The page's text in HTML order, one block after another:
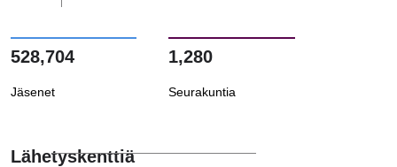
528,704
Jäsenet
1,280
Seurakuntia
Lähetyskenttiä